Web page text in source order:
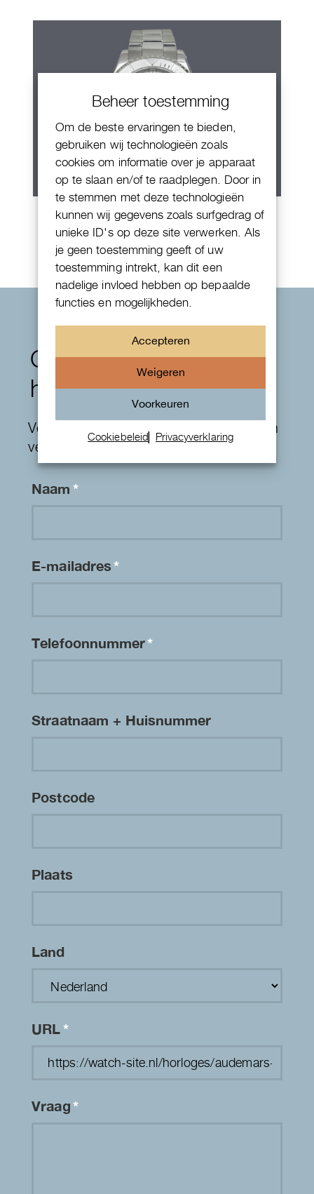
Beheer toestemming
Om de beste ervaringen te bieden,
gebruiken wij technologieën zoals
cookies om informatie over je apparaat
op te slaan en/of te raadplegen. Door in
te stemmen met deze technologieën
kunnen wij gegevens zoals surfgedrag of
unieke ID's op deze site verwerken. Als
je geen toestemming geeft of uw
toestemming intrekt, kan dit een
nadelige invloed hebben op bepaalde
functies en mogelijkheden.
Accepteren
Weigeren
Voorkeuren
Cookiebeleid Privacyverklaring
Rolex Yacht-Master 40
Contactformulier
horloges
Velden die gemarkeerd zijn met een
zijn
vereiste velden
Naam*
E-mailadres*
Telefoonnummer*
Straatnaam + Huisnummer
Postcode
Plaats
Land
URL*
Vraag*